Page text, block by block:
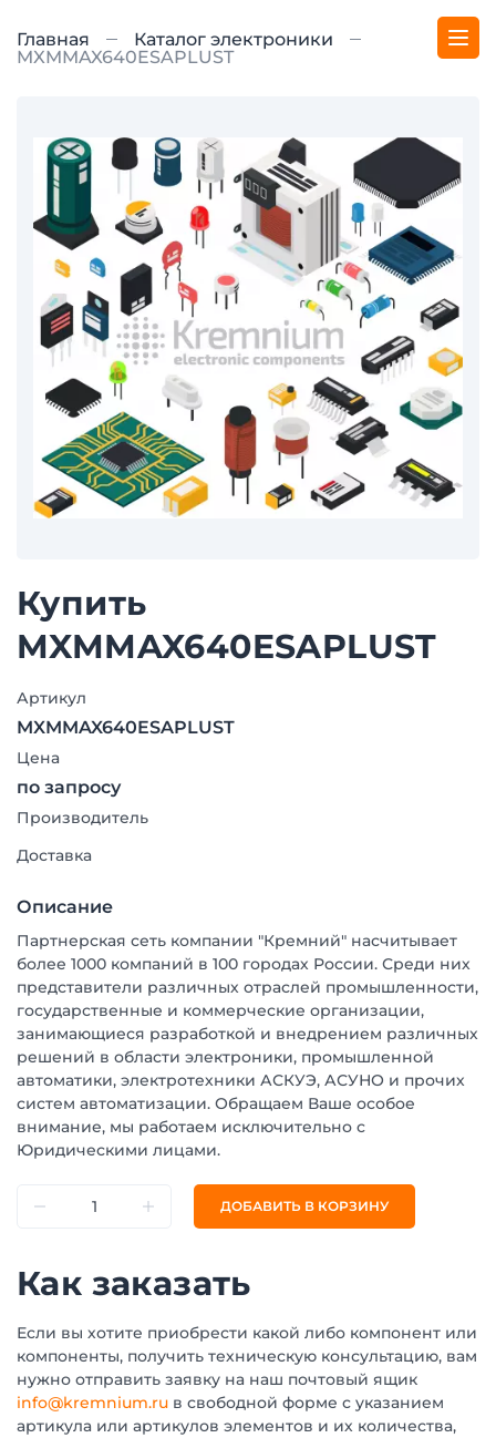
Главная
Каталог электроники
MXMMAX640ESAPLUST
Купить
MXMMAX640ESAPLUST
Артикул
MXMMAX640ESAPLUST
Цена
по запросу
Производитель
Доставка
Описание
Партнерская сеть компании "Кремний" насчитывает
более 1000 компаний в 100 городах России. Среди них
представители различных отраслей промышленности,
государственные и коммерческие организации,
занимающиеся разработкой и внедрением различных
решений в области электроники, промышленной
автоматики, электротехники АСКУЭ, АСУНО и прочих
систем автоматизации. Обращаем Ваше особое
внимание, мы работаем исключительно с
Юридическими лицами.
ДОБАВИТЬ В КОРЗИНУ
Как заказать
Если вы хотите приобрести какой либо компонент или
компоненты, получить техническую консультацию, вам
нужно отправить заявку на наш почтовый ящик
info@kremnium.ru в свободной форме с указанием
артикула или артикулов элементов и их количества,